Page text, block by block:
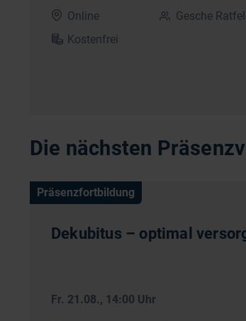
Online
Gesche
Kostenfrei
Die nächsten
Präsenzfortbildung
Dekubitus – optimal
Fr. 21.08., 14:00 Uhr